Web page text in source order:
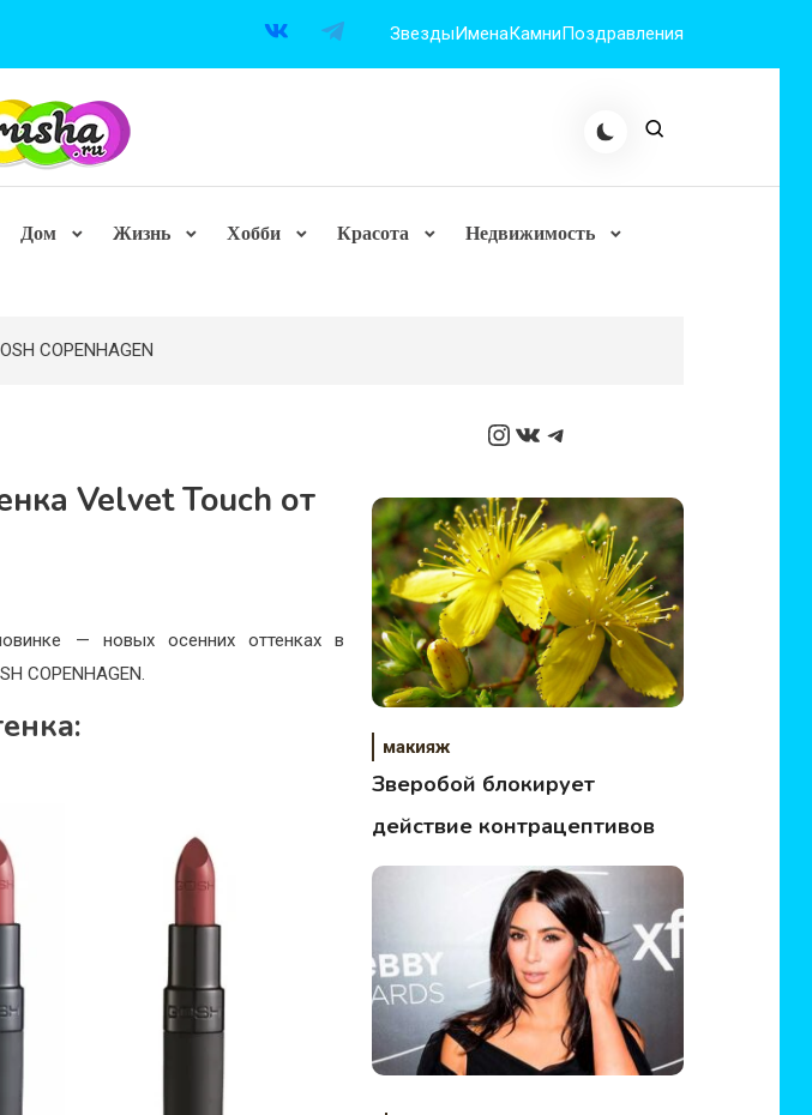
ЗвездыИменаКамниПоздравления
Дом Жизнь Хобби Красота Недвижимость
COPENHAGEN
Velvet Touch от
— новых осенних оттенках в
COPENHAGEN.
Instagram
ВКонтакте
Telegram
макияж
Зверобой блокирует
действие контрацептивов